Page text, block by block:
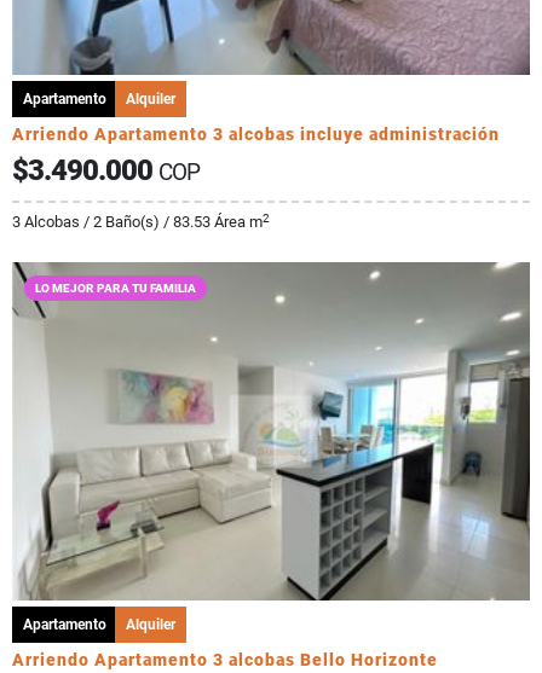
Apartamento Alquiler
Arriendo Apartamento 3 alcobas incluye administración
$3.490.000 COP
3 Alcobas / 2 Baño(s) / 83.53 Área m2
LO MEJOR PARA TU FAMILIA
Apartamento Alquiler
Arriendo Apartamento 3 alcobas Bello Horizonte